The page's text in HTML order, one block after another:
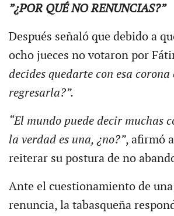
”¿POR QUÉ NO RENUNCIAS?”
Después señaló que debido a
ocho jueces no votaron por
decides quedarte con esa corona
regresarla?”.
“El mundo puede decir muchas
la verdad es una, ¿no?”, afirmó
reiterar su postura de no
Ante el cuestionamiento de
renuncia, la tabasqueña